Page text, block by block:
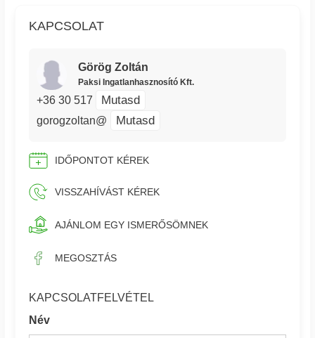
KAPCSOLAT
Görög Zoltán
Paksi Ingatlanhasznosító Kft.
+36 30 517 Mutasd
gorogzoltan@ Mutasd
IDŐPONTOT KÉREK
VISSZAHÍVÁST KÉREK
AJÁNLOM EGY ISMERŐSÖMNEK
MEGOSZTÁS
KAPCSOLATFELVÉTEL
Név